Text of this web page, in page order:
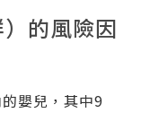
的風險因
嬰兒，其中9